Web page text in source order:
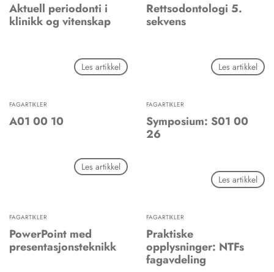
Aktuell periodonti i
klinikk og vitenskap
Les artikkel
Rettsodontologi 5.
sekvens
Les artikkel
FAGARTIKLER
A01 00 10
Les artikkel
FAGARTIKLER
Symposium: S01 00
26
Les artikkel
FAGARTIKLER
PowerPoint med
presentasjonsteknikk
FAGARTIKLER
Praktiske
opplysninger: NTFs
fagavdeling